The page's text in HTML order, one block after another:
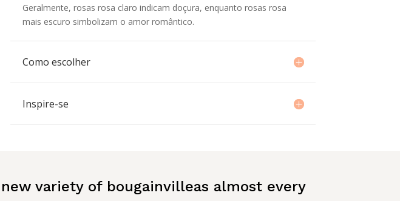
Geralmente, rosas rosa claro indicam doçura, enquanto rosas rosa
mais escuro simbolizam o amor romântico.
Como escolher
Inspire-se
variety of bougainvilleas almost every